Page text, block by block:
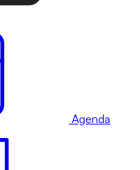
Agenda